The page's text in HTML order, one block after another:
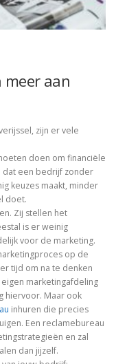
meer aan
zijn er vele
doen om financiële
dat een bedrijf zonder
keuzes maakt, minder
doet.
Zij stellen het
is er weinig
voor de marketing.
op de
tijd om na te denken
marketingafdeling
hiervoor. Maar ook
inhuren die precies
Een reclamebureau
en zal
dan jijzelf.